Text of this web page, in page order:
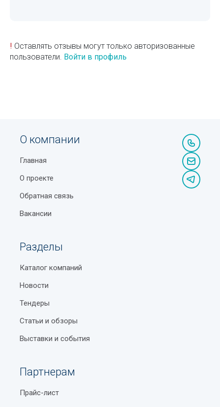
! Оставлять отзывы могут только авторизованные
пользователи. Войти в профиль
О компании
Главная
О проекте
Обратная связь
Вакансии
Разделы
Каталог компаний
Новости
Тендеры
Статьи и обзоры
Выставки и события
Партнерам
Прайс-лист